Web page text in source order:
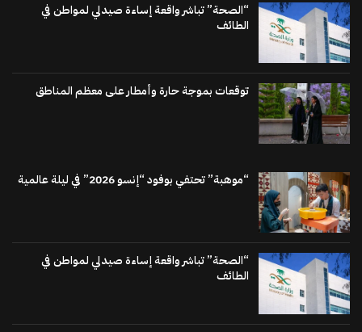
“الصحة” تباشر واقعة إساءة صيدلي لمواطن في
الطائف
توقعات بموجة حارة وأمطار على معظم المناطق
“موهبة” تحتفي بوفود “إنسو 2026” في ليلة عالمية
“الصحة” تباشر واقعة إساءة صيدلي لمواطن في
الطائف